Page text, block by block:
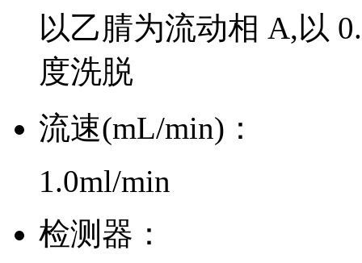
以乙腈为流动相 A,以
度洗脱
流速(mL/min)：
1.0ml/min
检测器：